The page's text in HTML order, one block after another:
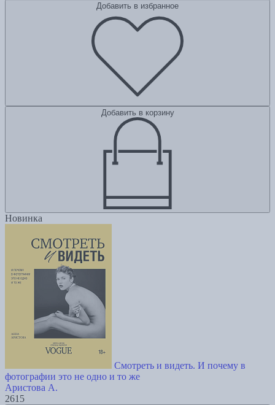
Добавить в избранное
Добавить в корзину
Новинка
Смотреть и видеть. И почему в
фотографии это не одно и то же
Аристова А.
2615